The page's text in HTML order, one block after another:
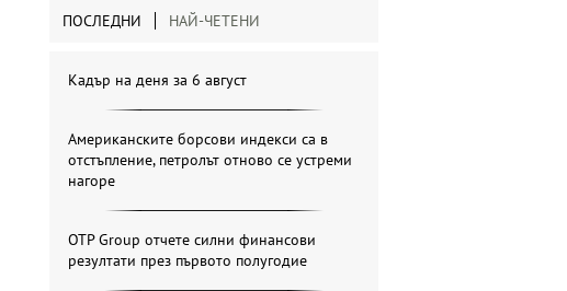
ПОСЛЕДНИ НАЙ-ЧЕТЕНИ
Кадър на деня за 6 август
Американските борсови индекси са в
отстъпление, петролът отново се устреми
нагоре
OTP Group отчете силни финансови
резултати през първото полугодие